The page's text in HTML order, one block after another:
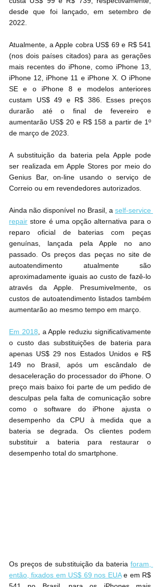
desde que foi lançado, em setembro de
2022.
Atualmente, a Apple cobra US$ 69 e R$ 541
(nos dois países citados) para as gerações
mais recentes do iPhone, como iPhone 13,
iPhone 12, iPhone 11 e iPhone X. O iPhone
SE e o iPhone 8 e modelos anteriores
custam US$ 49 e R$ 386. Esses preços
durarão até o final de fevereiro e
aumentarão US$ 20 e R$ 158 a partir de 1º
de março de 2023.
A substituição da bateria pela Apple pode
ser realizada em Apple Stores por meio do
Genius Bar, on-line usando o serviço de
Correio ou em revendedores autorizados.
Ainda não disponível no Brasil, a self-service
repair store é uma opção alternativa para o
reparo oficial de baterias com peças
genuínas, lançada pela Apple no ano
passado. Os preços das peças no site de
autoatendimento atualmente são
aproximadamente iguais ao custo de fazê-lo
através da Apple. Presumivelmente, os
custos de autoatendimento listados também
aumentarão ao mesmo tempo em março.
Em 2018 , a Apple reduziu significativamente
o custo das substituições de bateria para
apenas US$ 29 nos Estados Unidos e R$
149 no Brasil, após um escândalo de
desaceleração do processador do iPhone. O
preço mais baixo foi parte de um pedido de
desculpas pela falta de comunicação sobre
como o software do iPhone ajusta o
desempenho da CPU à medida que a
bateria se degrada. Os clientes podem
substituir a bateria para restaurar o
desempenho total do smartphone.
Os preços de substituição da bateria foram,
então, fixados em US$ 69 nos EUA e em R$